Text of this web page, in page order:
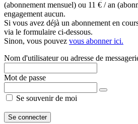
(abonnement mensuel) ou 11 € / an
engagement aucun.
Si vous avez déjà un abonnement en
via le formulaire ci-dessous.
Sinon, vous pouvez vous abonner ici.
Nom d'utilisateur ou adresse de
Mot de passe
Se souvenir de moi